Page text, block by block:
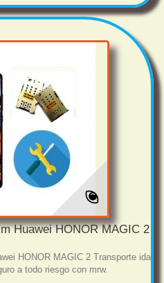
Huawei HONOR MAGIC 2
HONOR MAGIC 2 Transporte ida
a todo riesgo con mrw.